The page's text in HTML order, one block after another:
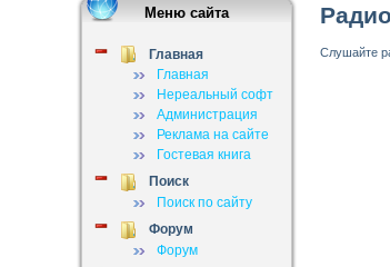
Меню сайта
Главная
Главная
Нереальный софт
Администрация
Реклама на сайте
Гостевая книга
Поиск
Поиск по сайту
Форум
Форум
Радио
Слушайте